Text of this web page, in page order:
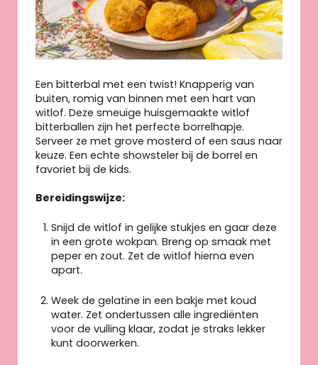
Een bitterbal met een twist! Knapperig van
buiten, romig van binnen met een hart van
witlof. Deze smeuïge huisgemaakte witlof
bitterballen zijn het perfecte borrelhapje.
Serveer ze met grove mosterd of een saus naar
keuze. Een echte showsteler bij de borrel en
favoriet bij de kids.
Bereidingswijze:
Snijd de witlof in gelijke stukjes en gaar deze
in een grote wokpan. Breng op smaak met
peper en zout. Zet de witlof hierna even
apart.
Week de gelatine in een bakje met koud
water. Zet ondertussen alle ingrediënten
voor de vulling klaar, zodat je straks lekker
kunt doorwerken.